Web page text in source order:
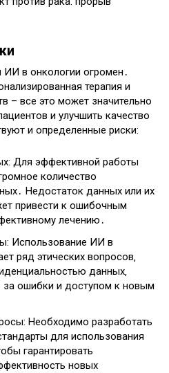
ИИ в онкологии огромен․
терапия и
– все это может значительно
и улучшить качество
и определенные риски:
Для эффективной работы
количество
Недостаток данных или их
привести к ошибочным
лечению․
Использование ИИ в
ряд этических вопросов‚
данных‚
за ошибки и доступом к новым
Необходимо разработать
для использования
гарантировать
новых